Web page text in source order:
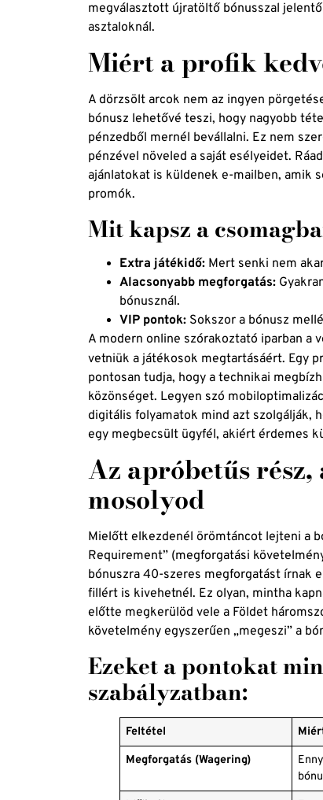
megválasztott újratöltő bónusszal
asztaloknál.
Miért a profik
A dörzsölt arcok nem az ingyen
bónusz lehetővé teszi, hogy nagyobb
pénzedből mernél bevállalni. Ez nem
pénzével növeled a saját esélyeidet.
ajánlatokat is küldenek e-mailben, amik
promók.
Mit kapsz a
Extra játékidő: Mert senki nem
Alacsonyabb megforgatás:
bónusznál.
VIP pontok: Sokszor a bónusz
A modern online szórakoztató iparban a
vetniük a játékosok megtartásáért. Egy
pontosan tudja, hogy a technikai
közönséget. Legyen szó
digitális folyamatok mind azt szolgálják,
egy megbecsült ügyfél, akiért érdemes
Az apróbetűs
mosolyod
Mielőtt elkezdenél örömtáncot lejteni a
Requirement” (megforgatási
bónuszra 40-szeres megforgatást
fillért is kivehetnél. Ez olyan, mintha
előtte megkerülöd vele a Földet
követelmény egyszerűen „megeszi” a
Ezeket a pontokat
szabályzatban:
Feltétel
Megforgatás (Wagering)